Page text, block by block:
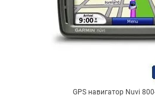
GPS навигатор Nuvi